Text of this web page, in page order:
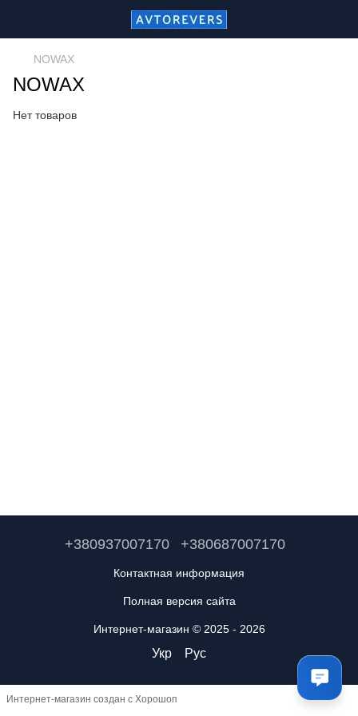
NOWAX
NOWAX
Нет товаров
+380937007170 +380687007170
Контактная информация
Полная версия сайта
Интернет-магазин © 2025 - 2026
Укр Рус
Интернет-магазин создан с Хорошоп